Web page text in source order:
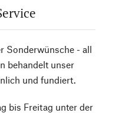
Sonderwünsche - all
behandelt unser
und fundiert.
bis Freitag unter der